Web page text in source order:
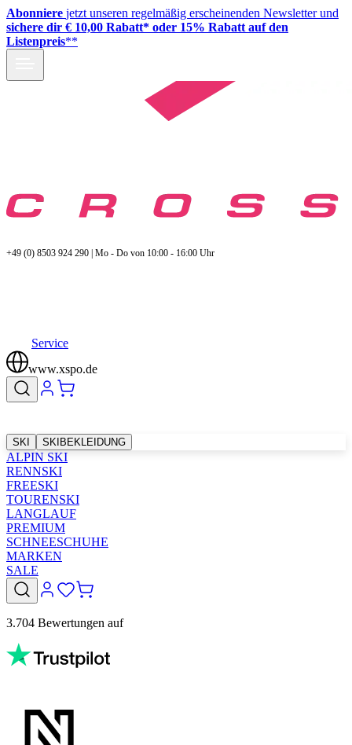
Abonniere jetzt unseren regelmäßig erscheinenden Newsletter und
sichere dir € 10,00 Rabatt* oder 15% Rabatt auf den
Listenpreis**
+49 (0) 8503 924 290 | Mo - Do von 10:00 - 16:00 Uhr
Service
www.xspo.de
SKI SKIBEKLEIDUNG
ALPIN SKI
RENNSKI
FREESKI
TOURENSKI
LANGLAUF
PREMIUM
SCHNEESCHUHE
MARKEN
SALE
3.704 Bewertungen auf